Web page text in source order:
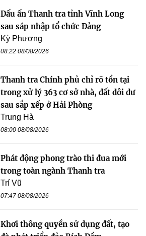
Dấu ấn Thanh tra tỉnh Vĩnh Long
sau sáp nhập tổ chức Đảng
Kỳ Phương
08:22 08/08/2026
Thanh tra Chính phủ chỉ rõ tồn tại
trong xử lý 363 cơ sở nhà, đất dôi dư
sau sắp xếp ở Hải Phòng
Trung Hà
08:00 08/08/2026
Phát động phong trào thi đua mới
trong toàn ngành Thanh tra
Trí Vũ
07:47 08/08/2026
Khơi thông quyền sử dụng đất, tạo